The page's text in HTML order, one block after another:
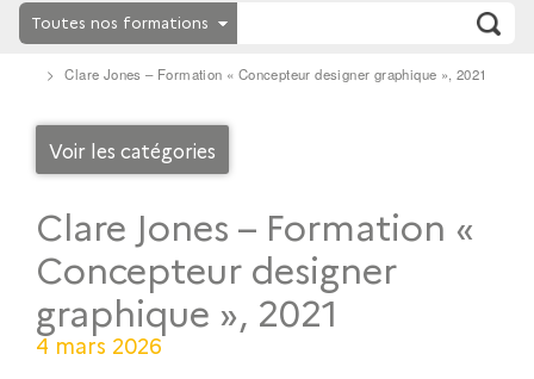
Toutes nos formations
Clare Jones – Formation « Concepteur designer graphique », 2021
Voir les catégories
Clare Jones – Formation «
Concepteur designer
graphique », 2021
4 mars 2026